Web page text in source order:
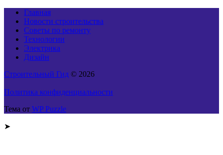
Главная
Новости строительства
Советы по ремонту
Технологии
Электрика
Дизайн
Строительный Гид © 2026
Политика конфиденциальности
Тема от WP Puzzle
➤